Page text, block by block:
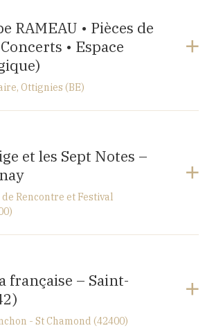
Perpignan
du Maréchal Leclerc, 66000
RAMEAU • Pièces de
• Espace
Ottignies (BE)
Ottignies (BE)
de Ville 2, 1340 Ottignies,
et les Sept Notes –
Rencontre et Festival
française – Saint-
- St Chamond (42400)